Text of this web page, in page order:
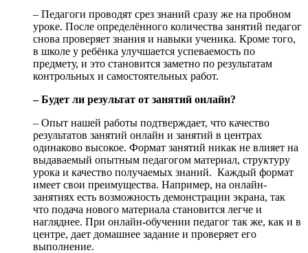
– Педагоги проводят срез знаний сразу же на пробном
уроке. После определённого количества занятий педагог
снова проверяет знания и навыки ученика. Кроме того,
в школе у ребёнка улучшается успеваемость по
предмету, и это становится заметно по результатам
контрольных и самостоятельных работ.
– Будет ли результат от занятий онлайн?
– Опыт нашей работы подтверждает, что качество
результатов занятий онлайн и занятий в центрах
одинаково высокое. Формат занятий никак не влияет на
выдаваемый опытным педагогом материал, структуру
урока и качество получаемых знаний. Каждый формат
имеет свои преимущества. Например, на онлайн-
занятиях есть возможность демонстрации экрана, так
что подача нового материала становится легче и
нагляднее. При онлайн-обучении педагог так же, как и в
центре, дает домашнее задание и проверяет его
выполнение.